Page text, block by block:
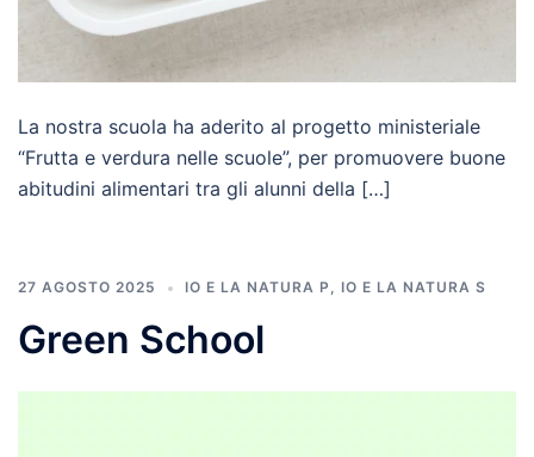
La nostra scuola ha aderito al progetto ministeriale
“Frutta e verdura nelle scuole”, per promuovere buone
abitudini alimentari tra gli alunni della […]
27 AGOSTO 2025 IO E LA NATURA P , IO E LA NATURA S
Green School